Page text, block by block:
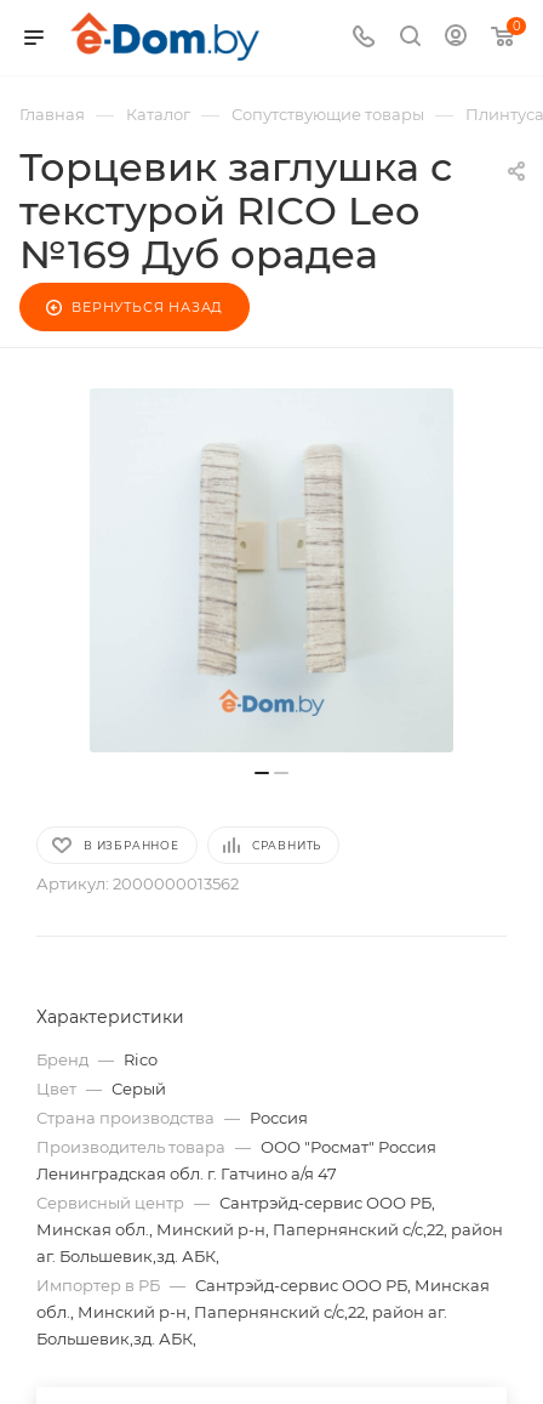
0
Главная — Каталог — Сопутствующие товары — Плинтуса
Торцевик заглушка с
текстурой RICO Leo
№169 Дуб орадеа
ВЕРНУТЬСЯ НАЗАД
В ИЗБРАННОЕ СРАВНИТЬ
Артикул: 2000000013562
Характеристики
Бренд — Rico
Цвет — Серый
Страна производства — Россия
Производитель товара — ООО "Росмат" Россия
Ленинградская обл. г. Гатчино а/я 47
Сервисный центр — Сантрэйд-сервис ООО РБ,
Минская обл., Минский р-н, Папернянский с/с,22, район
аг. Большевик,зд. АБК,
Импортер в РБ — Сантрэйд-сервис ООО РБ, Минская
обл., Минский р-н, Папернянский с/с,22, район аг.
Большевик,зд. АБК,